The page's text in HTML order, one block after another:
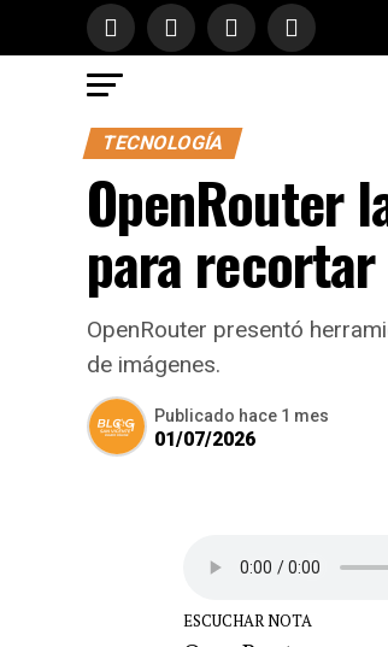
TECNOLOGÍA
OpenRouter
para
OpenRouter presentó
de imágenes.
Publicado hace 1 mes
01/07/2026
ESCUCHAR NOTA